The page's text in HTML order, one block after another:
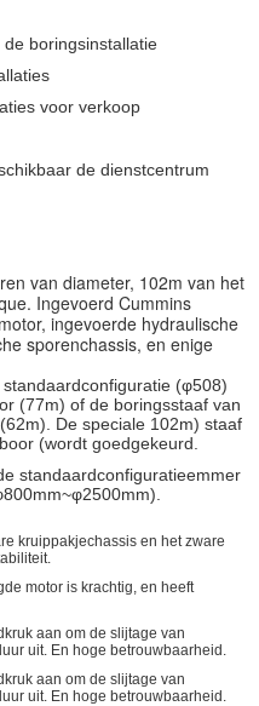
boringsinstallatie
voor verkoop
de dienstcentrum
van diameter, 102m van het
Ingevoerd Cummins
ingevoerde hydraulische
sporenchassis, en enige
(φ508)
(77m) of de boringsstaaf van
De speciale 102m) staaf
(wordt goedgekeurd.
standaardconfiguratieemmer
kruippakjechassis en het zware
motor is krachtig, en heeft
aan om de slijtage van
uit. En hoge betrouwbaarheid.
aan om de slijtage van
uit. En hoge betrouwbaarheid.